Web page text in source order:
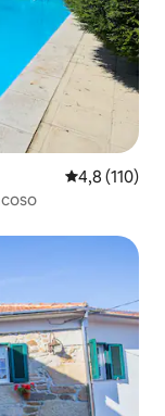
4,8 de uma
4,8 (110)